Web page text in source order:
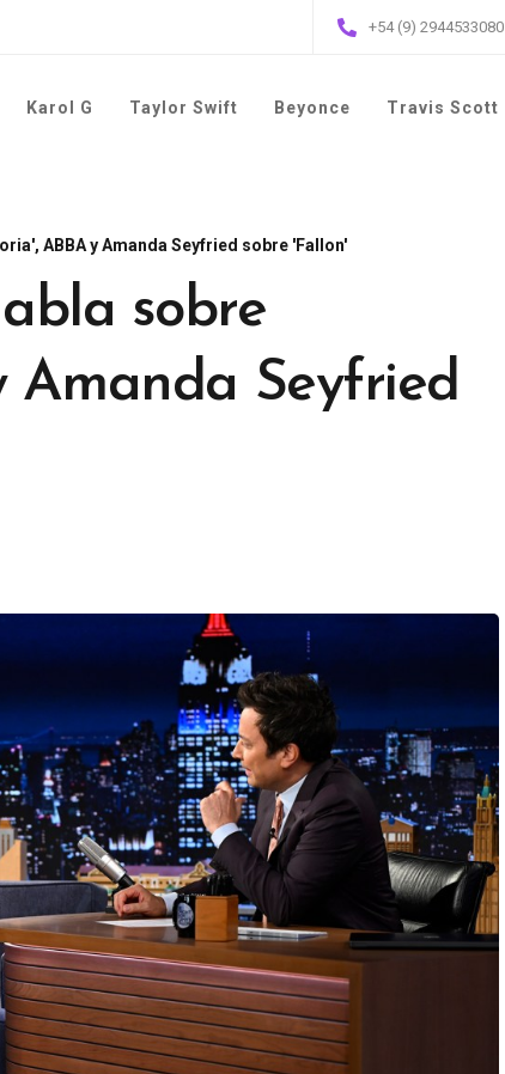
+54 (9) 2944533080
Karol G Taylor Swift Beyonce Travis Scott
ABBA y Amanda Seyfried sobre 'Fallon'
sobre
Amanda Seyfried